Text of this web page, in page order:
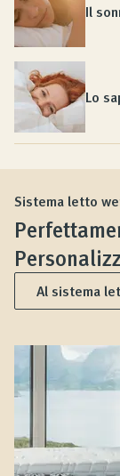
Il
Lo
Sistema letto
Al sistema